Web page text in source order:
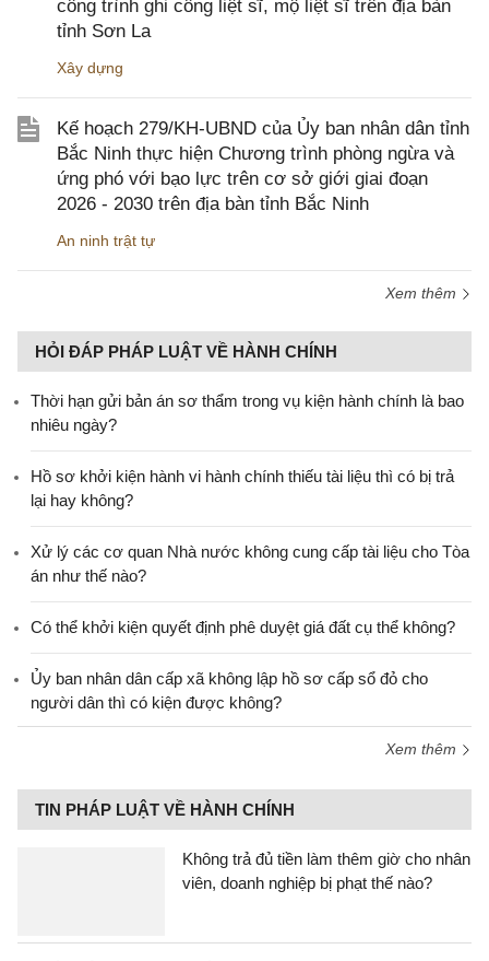
công trình ghi công liệt sĩ, mộ liệt sĩ trên địa bàn
tỉnh Sơn La
Xây dựng
Kế hoạch 279/KH-UBND của Ủy ban nhân dân tỉnh
Bắc Ninh thực hiện Chương trình phòng ngừa và
ứng phó với bạo lực trên cơ sở giới giai đoạn
2026 - 2030 trên địa bàn tỉnh Bắc Ninh
An ninh trật tự
Xem thêm
HỎI ĐÁP PHÁP LUẬT VỀ HÀNH CHÍNH
Thời hạn gửi bản án sơ thẩm trong vụ kiện hành chính là bao
nhiêu ngày?
Hồ sơ khởi kiện hành vi hành chính thiếu tài liệu thì có bị trả
lại hay không?
Xử lý các cơ quan Nhà nước không cung cấp tài liệu cho Tòa
án như thế nào?
Có thể khởi kiện quyết định phê duyệt giá đất cụ thể không?
Ủy ban nhân dân cấp xã không lập hồ sơ cấp sổ đỏ cho
người dân thì có kiện được không?
Xem thêm
TIN PHÁP LUẬT VỀ HÀNH CHÍNH
Không trả đủ tiền làm thêm giờ cho nhân
viên, doanh nghiệp bị phạt thế nào?